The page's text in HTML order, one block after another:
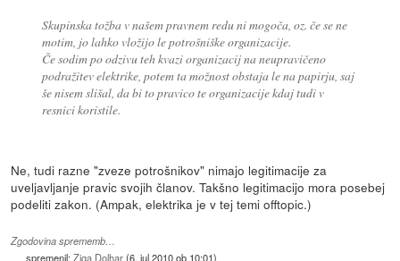
Skupinska tožba v našem pravnem redu ni mogoča, oz. če se ne
motim, jo lahko vložijo le potrošniške organizacije.
Če sodim po odzivu teh kvazi organizacij na neupravičeno
podražitev elektrike, potem ta možnost obstaja le na papirju, saj
še nisem slišal, da bi to pravico te organizacije kdaj tudi v
resnici koristile.
Ne, tudi razne "zveze potrošnikov" nimajo legitimacije za
uveljavljanje pravic svojih članov. Takšno legitimacijo mora posebej
podeliti zakon. (Ampak, elektrika je v tej temi offtopic.)
Zgodovina sprememb…
spremenil:Ziga Dolhar(6. jul 2010 ob 10:01)